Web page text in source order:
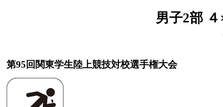
男子2部
第95回関東学生陸上競技対校選手権大会